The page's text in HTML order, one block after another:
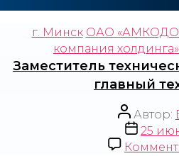
г. Минск ОАО
компания холдинга»
Заместитель
главный
Автор:
25